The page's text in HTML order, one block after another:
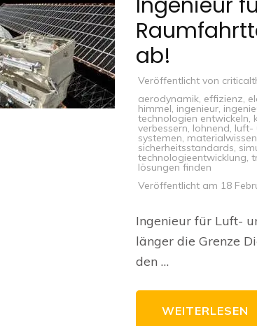
ab!
Veröffentlicht von
aerodynamik, effizienz,
himmel, ingenieur,
technologien entwickeln,
verbessern, lohnend, luft-
systemen,
sicherheitsstandards,
technologieentwicklung,
lösungen finden
Veröffentlicht am 18
Ingenieur für Luft-
länger die Grenze
den …
WEITERLESEN